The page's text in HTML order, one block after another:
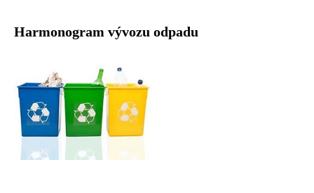
Harmonogram vývozu odpadu